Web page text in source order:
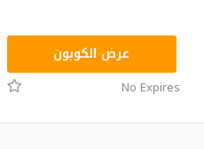
RRF24عرض الكوبون
No Expires